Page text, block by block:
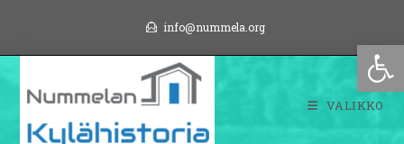
sisältöön
info@nummela.org
VALIKKO